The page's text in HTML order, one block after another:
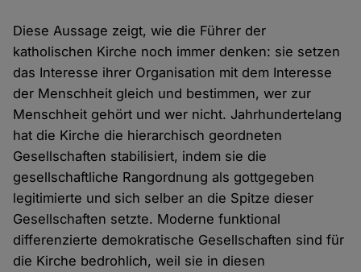
Diese Aussage zeigt, wie die Führer der
katholischen Kirche noch immer denken: sie setzen
das Interesse ihrer Organisation mit dem Interesse
der Menschheit gleich und bestimmen, wer zur
Menschheit gehört und wer nicht. Jahrhundertelang
hat die Kirche die hierarchisch geordneten
Gesellschaften stabilisiert, indem sie die
gesellschaftliche Rangordnung als gottgegeben
legitimierte und sich selber an die Spitze dieser
Gesellschaften setzte. Moderne funktional
differenzierte demokratische Gesellschaften sind für
die Kirche bedrohlich, weil sie in diesen